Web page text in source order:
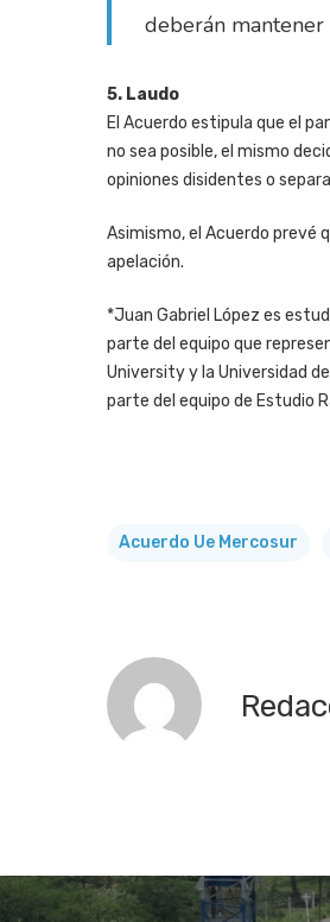
deberán
5. Laudo
El Acuerdo estipula que el
no sea posible, el mismo
opiniones disidentes o
Asimismo, el Acuerdo prevé
apelación.
*Juan Gabriel López es
parte del equipo que
University y la Universidad
parte del equipo de Estudio
Acuerdo Ue Mercosur